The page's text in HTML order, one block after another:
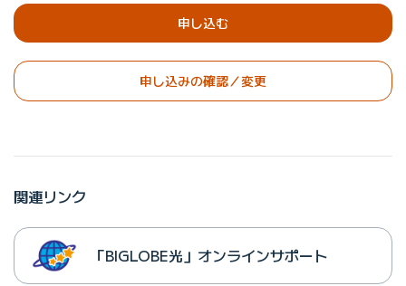
申し込む
申し込みの確認／変更
関連リンク
「BIGLOBE光」オンラインサポート